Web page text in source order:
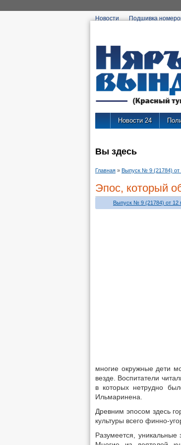
Новости Подшивка
Новости 24
Вы здесь
Главная » Выпуск № 9 (21784) от
Эпос, который
Выпуск № 9 (21784) от 12
многие окружные дети
везде. Воспитатели
в которых нетрудно
Ильмаринена.
Древним эпосом здесь
культуры всего финно-
Разумеется,